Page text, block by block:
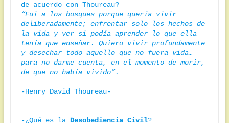
“Fui a los bosques porque quería vivir
deliberadamente; enfrentar solo los hechos de
la vida y ver si podía aprender lo que ella
tenía que enseñar. Quiero vivir profundamente
y desechar todo aquello que no fuera vida…
para no darme cuenta, en el momento de morir,
de que no había vivido”.
-Henry David Thoureau-
-¿Qué es la Desobediencia Civil?